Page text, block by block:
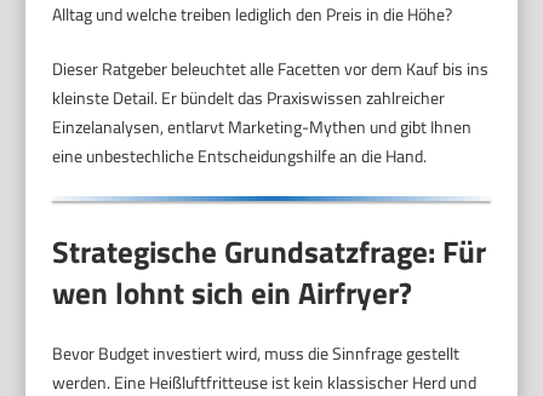
Alltag und welche treiben lediglich den Preis in die Höhe?
Dieser Ratgeber beleuchtet alle Facetten vor dem Kauf bis ins
kleinste Detail. Er bündelt das Praxiswissen zahlreicher
Einzelanalysen, entlarvt Marketing-Mythen und gibt Ihnen
eine unbestechliche Entscheidungshilfe an die Hand.
Strategische Grundsatzfrage: Für
wen lohnt sich ein Airfryer?
Bevor Budget investiert wird, muss die Sinnfrage gestellt
werden. Eine Heißluftfritteuse ist kein klassischer Herd und